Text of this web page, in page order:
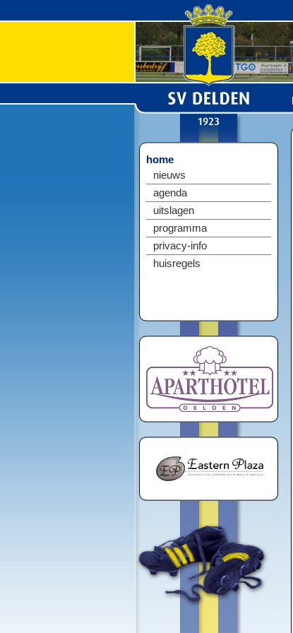
home
nieuws
agenda
uitslagen
programma
privacy-info
huisregels